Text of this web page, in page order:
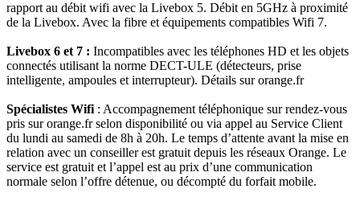
rapport au débit wifi avec la Livebox 5. Débit en 5GHz à proximité
de la Livebox. Avec la fibre et équipements compatibles Wifi 7.
Livebox 6 et 7 : Incompatibles avec les téléphones HD et les objets
connectés utilisant la norme DECT-ULE (détecteurs, prise
intelligente, ampoules et interrupteur). Détails sur orange.fr
Spécialistes Wifi : Accompagnement téléphonique sur rendez-vous
pris sur orange.fr selon disponibilité ou via appel au Service Client
du lundi au samedi de 8h à 20h. Le temps d’attente avant la mise en
relation avec un conseiller est gratuit depuis les réseaux Orange. Le
service est gratuit et l’appel est au prix d’une communication
normale selon l’offre détenue, ou décompté du forfait mobile.